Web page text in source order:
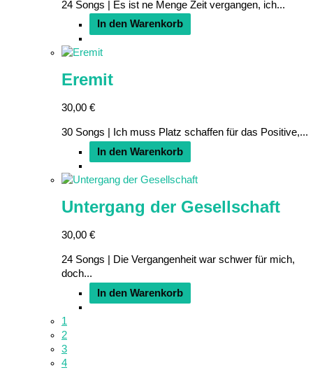
24 Songs | Es ist ne Menge Zeit vergangen, ich...
In den Warenkorb
Eremit
30,00 €
30 Songs | Ich muss Platz schaffen für das Positive,...
In den Warenkorb
Untergang der Gesellschaft
30,00 €
24 Songs | Die Vergangenheit war schwer für mich,
doch...
In den Warenkorb
1
2
3
4